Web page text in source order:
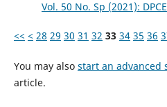
Vol. 50 No. Sp (2021):
<< < 28 29 30 31 32 33 34 35 36
You may also start an advanced
article.